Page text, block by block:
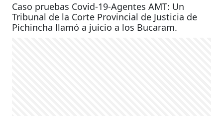
Caso pruebas Covid-19-Agentes AMT: Un
Tribunal de la Corte Provincial de Justicia de
Pichincha llamó a juicio a los Bucaram.